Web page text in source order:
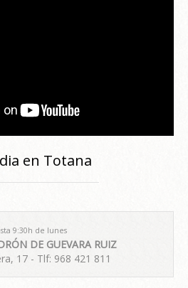
en Totana
9:30h de lunes
DE GUEVARA RUIZ
17 - Tlf: 968 421 811